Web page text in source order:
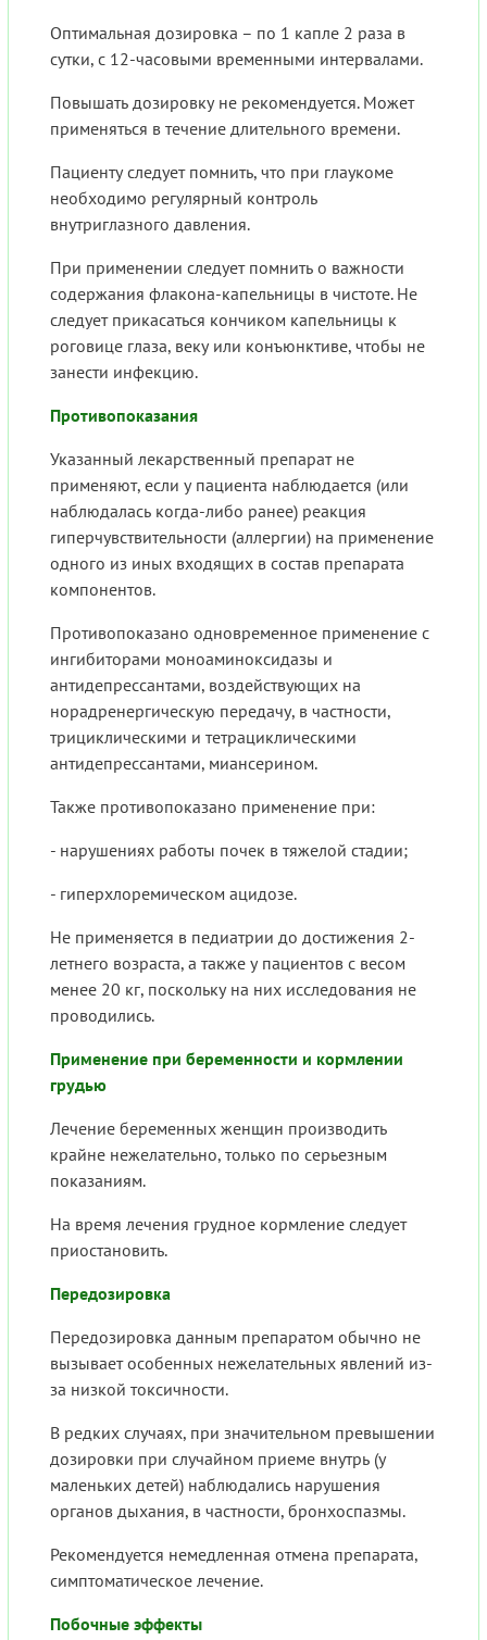
Оптимальная дозировка – по 1 капле 2 раза в
сутки, с 12-часовыми временными интервалами.
Повышать дозировку не рекомендуется. Может
применяться в течение длительного времени.
Пациенту следует помнить, что при глаукоме
необходимо регулярный контроль
внутриглазного давления.
При применении следует помнить о важности
содержания флакона-капельницы в чистоте. Не
следует прикасаться кончиком капельницы к
роговице глаза, веку или конъюнктиве, чтобы не
занести инфекцию.
Противопоказания
Указанный лекарственный препарат не
применяют, если у пациента наблюдается (или
наблюдалась когда-либо ранее) реакция
гиперчувствительности (аллергии) на применение
одного из иных входящих в состав препарата
компонентов.
Противопоказано одновременное применение с
ингибиторами моноаминоксидазы и
антидепрессантами, воздействующих на
норадренергическую передачу, в частности,
трициклическими и тетрациклическими
антидепрессантами, миансерином.
Также противопоказано применение при:
- нарушениях работы почек в тяжелой стадии;
- гиперхлоремическом ацидозе.
Не применяется в педиатрии до достижения 2-
летнего возраста, а также у пациентов с весом
менее 20 кг, поскольку на них исследования не
проводились.
Применение при беременности и кормлении
грудью
Лечение беременных женщин производить
крайне нежелательно, только по серьезным
показаниям.
На время лечения грудное кормление следует
приостановить.
Передозировка
Передозировка данным препаратом обычно не
вызывает особенных нежелательных явлений из-
за низкой токсичности.
В редких случаях, при значительном превышении
дозировки при случайном приеме внутрь (у
маленьких детей) наблюдались нарушения
органов дыхания, в частности, бронхоспазмы.
Рекомендуется немедленная отмена препарата,
симптоматическое лечение.
Побочные эффекты